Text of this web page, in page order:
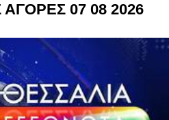
07 08 2026